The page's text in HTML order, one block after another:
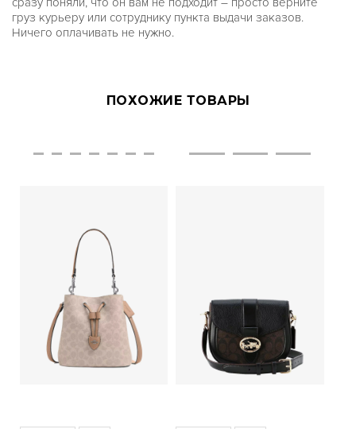
груз курьеру или сотруднику пункта выдачи заказов.
Ничего оплачивать не нужно.
ПОХОЖИЕ ТОВАРЫ